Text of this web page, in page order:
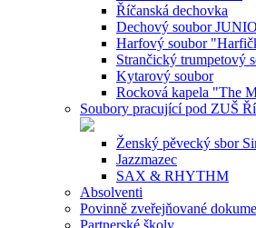
Říčanská dechovka
Dechový soubor
Harfový soubor
Strančický trumpetový
Kytarový soubor
Rocková kapela "The
Soubory pracující pod ZUŠ
Ženský pěvecký sbor
Jazzmazec
SAX & RHYTHM
Absolventi
Povinně zveřejňované
Partnerské školy